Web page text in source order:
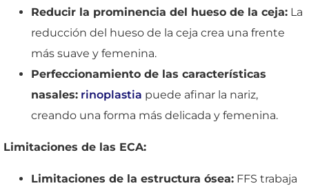
Reducir la prominencia del hueso de la ceja: La
reducción del hueso de la ceja crea una frente
más suave y femenina.
Perfeccionamiento de las características
nasales: rinoplastia puede afinar la nariz,
creando una forma más delicada y femenina.
Limitaciones de las ECA:
Limitaciones de la estructura ósea: FFS trabaja